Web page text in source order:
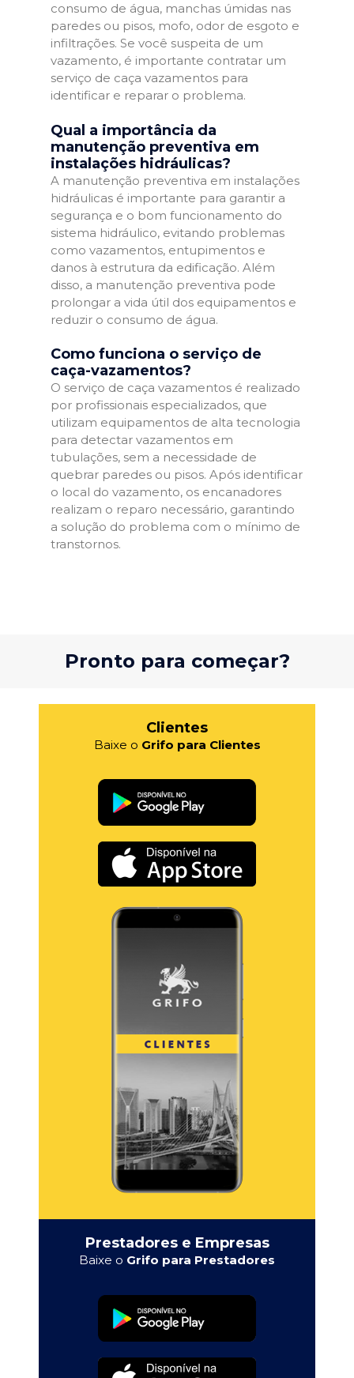
consumo de água, manchas úmidas nas
paredes ou pisos, mofo, odor de esgoto e
infiltrações. Se você suspeita de um
vazamento, é importante contratar um
serviço de caça vazamentos para
identificar e reparar o problema.
Qual a importância da
manutenção preventiva em
instalações hidráulicas?
A manutenção preventiva em instalações
hidráulicas é importante para garantir a
segurança e o bom funcionamento do
sistema hidráulico, evitando problemas
como vazamentos, entupimentos e
danos à estrutura da edificação. Além
disso, a manutenção preventiva pode
prolongar a vida útil dos equipamentos e
reduzir o consumo de água.
Como funciona o serviço de
caça-vazamentos?
O serviço de caça vazamentos é realizado
por profissionais especializados, que
utilizam equipamentos de alta tecnologia
para detectar vazamentos em
tubulações, sem a necessidade de
quebrar paredes ou pisos. Após identificar
o local do vazamento, os encanadores
realizam o reparo necessário, garantindo
a solução do problema com o mínimo de
transtornos.
Pronto para começar?
Clientes
Baixe o Grifo para Clientes
Prestadores e Empresas
Baixe o Grifo para Prestadores